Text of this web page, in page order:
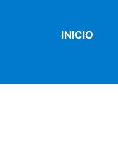
INICIO